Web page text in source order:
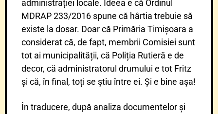
administrației locale. Ideea e că Ordinul
MDRAP 233/2016 spune că hârtia trebuie să
existe la dosar. Doar că Primăria Timișoara a
considerat că, de fapt, membrii Comisiei sunt
tot ai municipalității, că Poliția Rutieră e de
decor, că administratorul drumului e tot Fritz
și că, în final, toți se știu între ei. Și e bine așa!
În traducere, după analiza documentelor și